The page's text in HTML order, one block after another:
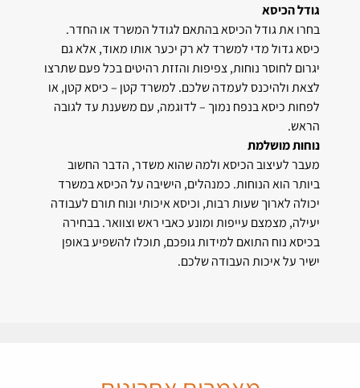
גודל הכיסא
בחרו את גודל הכיסא בהתאם לגודל המשרד או החדר.
כיסא גדול מדי למשרד לא רק יכער אותו מאוד, אלא גם
יגרום לחוסר נוחות, צפיפות והזזת רהיטים בכל פעם שתרצו
לצאת ולהיכנס לעמדה שלכם. למשרד קטן – כיסא קטן, או
לפחות כיסא בנפח נמוך – לדוגמה, עם משענת עד לגובה
הראש.
נוחות מושלמת
מעבר לעיצוב הכיסא ולמה שהוא משדר, הדבר החשוב
ביותר הוא הנוחות. כמנהלים, הישיבה על הכיסא במשרד
יכולה לארוך שעות רבות, וכיסא איכותי ונוח תורם לעבודה
יעילה, מצמצם עייפות ומונע כאבי ראש וצוואר. בבחירה
בכיסא נוח התואם למידות גופכם, תוכלו להשפיע באופן
ישיר על איכות העבודה שלכם.